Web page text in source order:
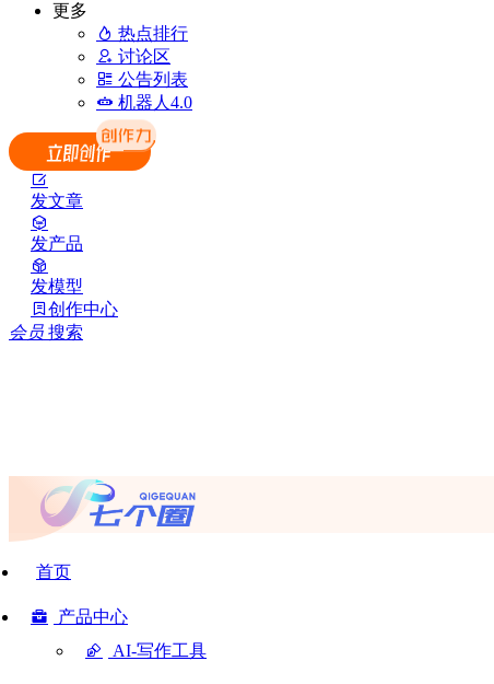
更多
热点排行
讨论区
公告列表
机器人4.0
发文章
发产品
发模型
创作中心
会员 搜索
首页
产品中心
AI-写作工具